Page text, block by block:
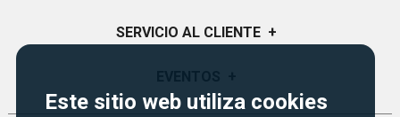
Este sitio web utiliza cookies
Historia
Servicios
Monedero
SERVICIO AL CLIENTE +
Política de devoluciones